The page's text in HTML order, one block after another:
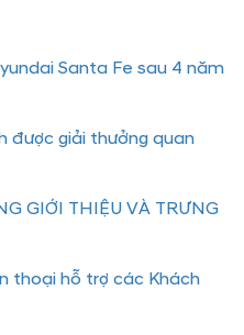
Santa Fe sau 4 năm
được giải thưởng quan
GIỚI THIỆU VÀ TRƯNG
thoại hỗ trợ các Khách